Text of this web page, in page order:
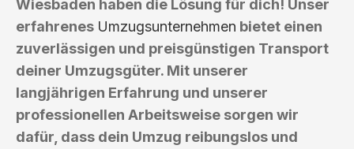
Wiesbaden haben die Lösung für dich! Unser
erfahrenes Umzugsunternehmen bietet einen
zuverlässigen und preisgünstigen Transport
deiner Umzugsgüter. Mit unserer
langjährigen Erfahrung und unserer
professionellen Arbeitsweise sorgen wir
dafür, dass dein Umzug reibungslos und